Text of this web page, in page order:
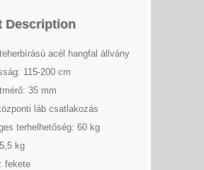
Description
acél hangfal állvány
115-200 cm
35 mm
láb csatlakozás
terhelhetőség: 60 kg
kg
fekete